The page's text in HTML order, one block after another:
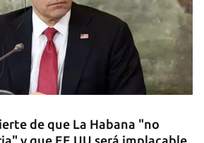
de que La Habana "no
y que EE UU será implacable